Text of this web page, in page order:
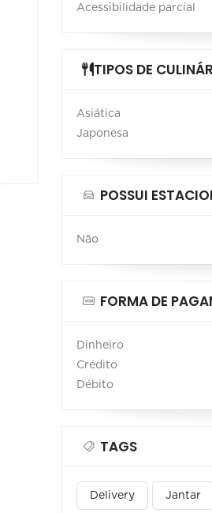
Acessibilidade parcial
TIPOS DE
Asiática
Japonesa
POSSUI
Não
FORMA DE
Dinheiro
Crédito
Débito
TAGS
Delivery Jantar